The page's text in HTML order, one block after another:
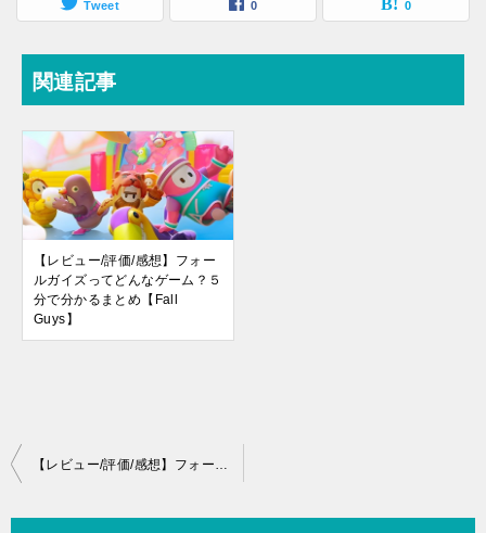
Tweet 0 0
関連記事
【レビュー/評価/感想】フォー
ルガイズってどんなゲーム？５
分で分かるまとめ【Fall
Guys】
投
【レビュー/評価/感想】フォールガイズってどんなゲーム？５分で分かるまとめ【Fall Guys】